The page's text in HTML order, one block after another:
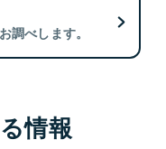
調べします。
情報